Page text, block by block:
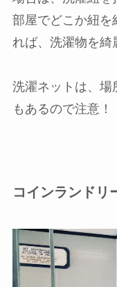
部屋でどこか紐を
れば、洗濯物を綺
洗濯ネットは、場
もあるので注意！
コインランドリ